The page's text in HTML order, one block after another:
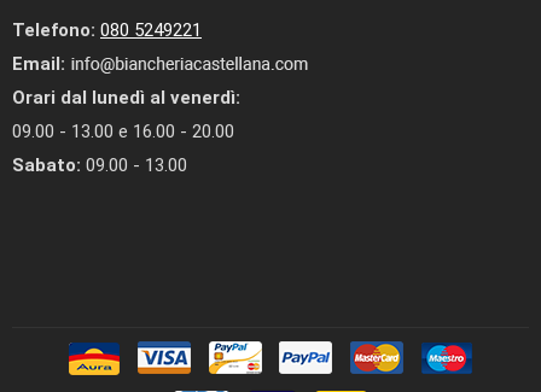
Telefono: 080 5249221
Email:
Orari dal lunedì al venerdì:
09.00 - 13.00 e 16.00 - 20.00
Sabato: 09.00 - 13.00